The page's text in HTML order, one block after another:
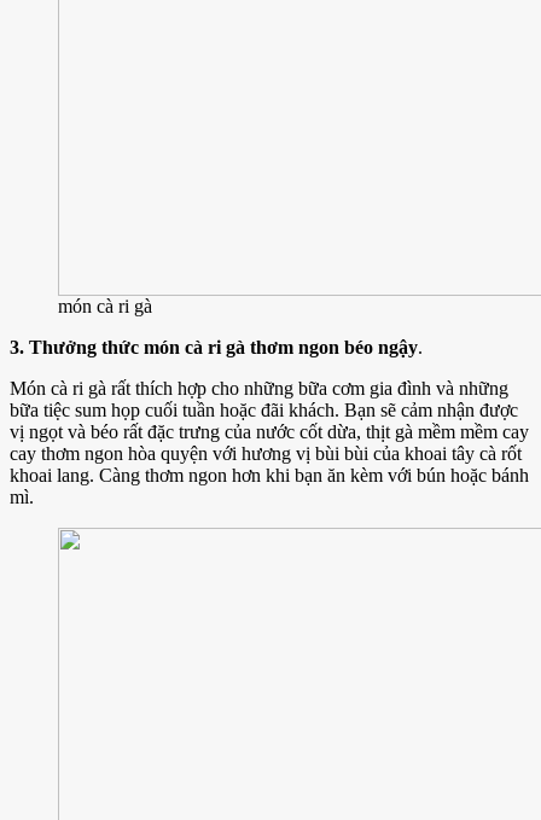
món cà ri gà
3. Thưởng thức món cà ri gà thơm ngon béo ngậy.
Món cà ri gà rất thích hợp cho những bữa cơm gia đình và những
bữa tiệc sum họp cuối tuần hoặc đãi khách. Bạn sẽ cảm nhận được
vị ngọt và béo rất đặc trưng của nước cốt dừa, thịt gà mềm mềm cay
cay thơm ngon hòa quyện với hương vị bùi bùi của khoai tây cà rốt
khoai lang. Càng thơm ngon hơn khi bạn ăn kèm với bún hoặc bánh
mì.